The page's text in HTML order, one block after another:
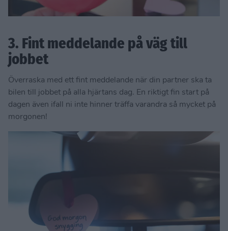
3. Fint meddelande på väg till
jobbet
Överraska med ett fint meddelande när din partner ska ta
bilen till jobbet på alla hjärtans dag. En riktigt fin start på
dagen även ifall ni inte hinner träffa varandra så mycket på
morgonen!